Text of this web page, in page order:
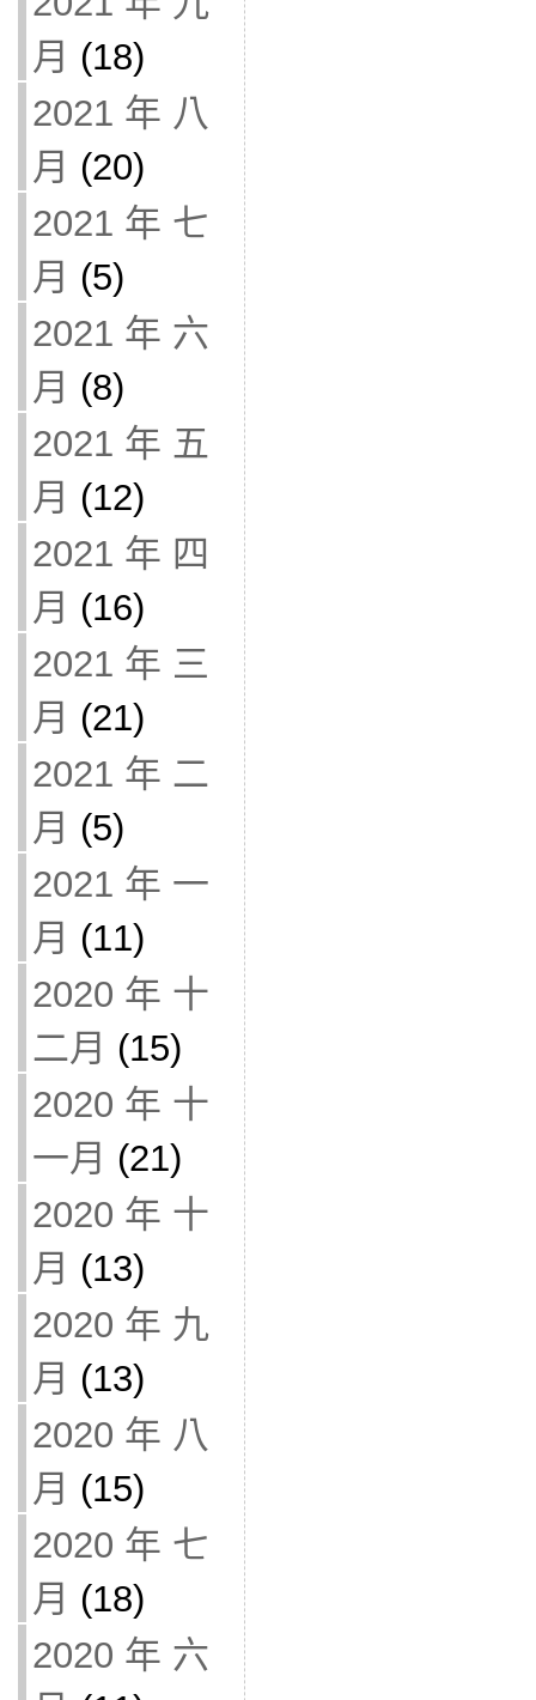
月 (18)
2021 年 八
月 (20)
2021 年 七
月 (5)
2021 年 六
月 (8)
2021 年 五
月 (12)
2021 年 四
月 (16)
2021 年 三
月 (21)
2021 年 二
月 (5)
2021 年 一
月 (11)
2020 年 十
二月 (15)
2020 年 十
一月 (21)
2020 年 十
月 (13)
2020 年 九
月 (13)
2020 年 八
月 (15)
2020 年 七
月 (18)
2020 年 六